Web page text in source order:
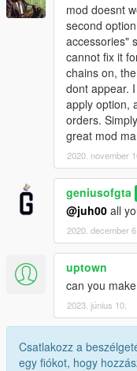
mod doesnt
second
accessories"
cannot fix it
chains on,
dont appear.
apply option,
orders.
great mod
2020. november
geniusofgta
@juh00 all
2020. december 6.
uptown
can you
2023. június 10.
Csatlakozz a
egy fiókot, hogy